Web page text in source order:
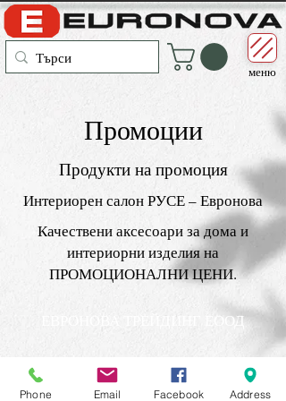
меню
Промоции
Продукти на промоция
Интериорен салон РУСЕ – Евронова
Качествени аксесоари за дома и
интериорни изделия на
ПРОМОЦИОНАЛНИ ЦЕНИ.
ЕВРОНОВА ТРЕЙДИНГ ЕООД
Phone Email Facebook Address